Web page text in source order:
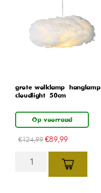
grote wolklamp – hanglamp –
cloudlight – 50cm
Op voorraad
€124,99 €89,99